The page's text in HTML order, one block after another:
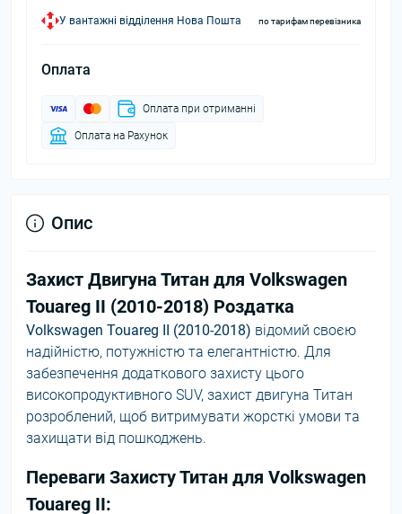
У вантажні відділення Нова Пошта по тарифам перевізника
Оплата
Оплата при отриманні
Оплата на Рахунок
Опис
Захист Двигуна Титан для Volkswagen
Touareg II (2010-2018) Роздатка
Volkswagen Touareg II (2010-2018) відомий своєю
надійністю, потужністю та елегантністю. Для
забезпечення додаткового захисту цього
високопродуктивного SUV, захист двигуна Титан
розроблений, щоб витримувати жорсткі умови та
захищати від пошкоджень.
Переваги Захисту Титан для Volkswagen
Touareg II: